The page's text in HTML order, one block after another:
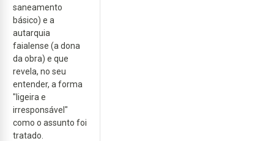
saneamento
básico) e a
autarquia
faialense (a dona
da obra) e que
revela, no seu
entender, a forma
"ligeira e
irresponsável"
como o assunto foi
tratado.